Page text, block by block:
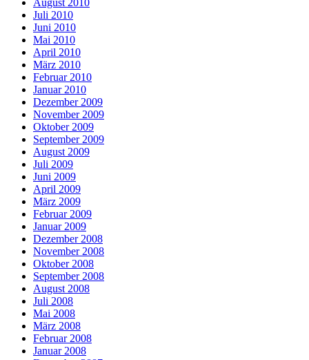
Juli 2010
Juni 2010
Mai 2010
April 2010
März 2010
Februar 2010
Januar 2010
Dezember 2009
November 2009
Oktober 2009
September 2009
August 2009
Juli 2009
Juni 2009
April 2009
März 2009
Februar 2009
Januar 2009
Dezember 2008
November 2008
Oktober 2008
September 2008
August 2008
Juli 2008
Mai 2008
März 2008
Februar 2008
Januar 2008